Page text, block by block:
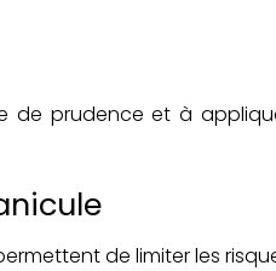
de prudence et à
de limiter les